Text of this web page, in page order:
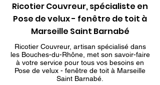
Ricotier Couvreur, spécialiste en
Pose de velux - fenêtre de toit à
Marseille Saint Barnabé
Ricotier Couvreur, artisan spécialisé dans
les Bouches-du-Rhône, met son savoir-faire
à votre service pour tous vos besoins en
Pose de velux - fenêtre de toit à Marseille
Saint Barnabé.